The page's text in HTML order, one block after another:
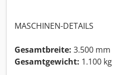
MASCHINEN-DETAILS
Gesamtbreite: 3.500 mm
Gesamtgewicht: 1.100 kg